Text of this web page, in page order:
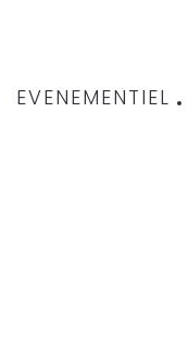
EVENEMENTIEL